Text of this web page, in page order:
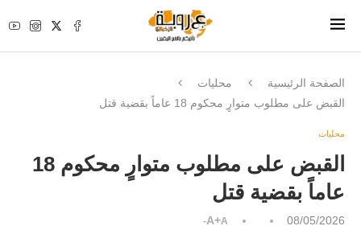
الصفحة الرئيسية
محليات
القبض على مطلوب متوارٍ محكوم 18 عاماً بقضية قتل
محليات
القبض على مطلوب متوارٍ محكوم 18
عاماً بقضية قتل
08/05/2026
A+A-